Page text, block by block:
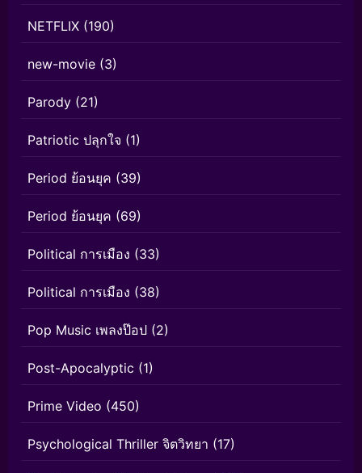
NETFLIX (190)
new-movie (3)
Parody (21)
Patriotic ปลุกใจ (1)
Period ย้อนยุค (39)
Period ย้อนยุค (69)
Political การเมือง (33)
Political การเมือง (38)
Pop Music เพลงป๊อป (2)
Post-Apocalyptic (1)
Prime Video (450)
Psychological Thriller จิตวิทยา (17)